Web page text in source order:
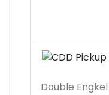
Double Engkel